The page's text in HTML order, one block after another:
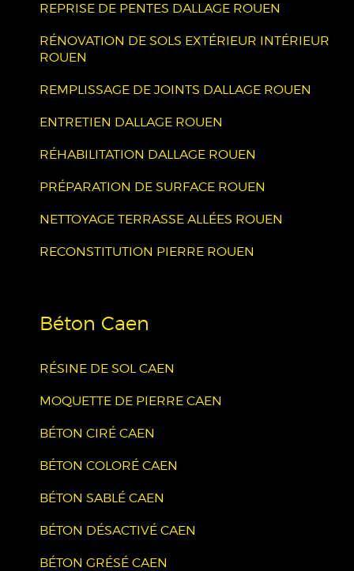
REPRISE DE PENTES DALLAGE ROUEN
RÉNOVATION DE SOLS EXTÉRIEUR INTÉRIEUR
ROUEN
REMPLISSAGE DE JOINTS DALLAGE ROUEN
ENTRETIEN DALLAGE ROUEN
RÉHABILITATION DALLAGE ROUEN
PRÉPARATION DE SURFACE ROUEN
NETTOYAGE TERRASSE ALLÉES ROUEN
RECONSTITUTION PIERRE ROUEN
Béton Caen
RÉSINE DE SOL CAEN
MOQUETTE DE PIERRE CAEN
BÉTON CIRÉ CAEN
BÉTON COLORÉ CAEN
BÉTON SABLÉ CAEN
BÉTON DÉSACTIVÉ CAEN
BÉTON GRÉSÉ CAEN